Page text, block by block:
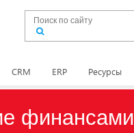
CRM ERP Ресурсы
финансами